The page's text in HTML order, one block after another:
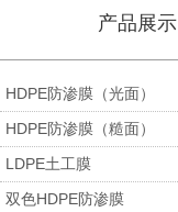
产品展示
HDPE防渗膜（光面）
HDPE防渗膜（糙面）
LDPE土工膜
双色HDPE防渗膜